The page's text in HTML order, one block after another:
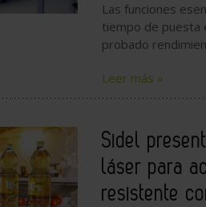
Las funciones
tiempo de puesta
probado
Leer más »
Sidel
láser para
resistente